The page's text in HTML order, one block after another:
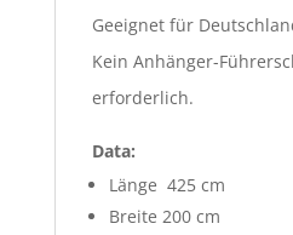
Geeignet für
Kein Anhänger-
erforderlich.
Data:
Länge 425 cm
Breite 200 cm